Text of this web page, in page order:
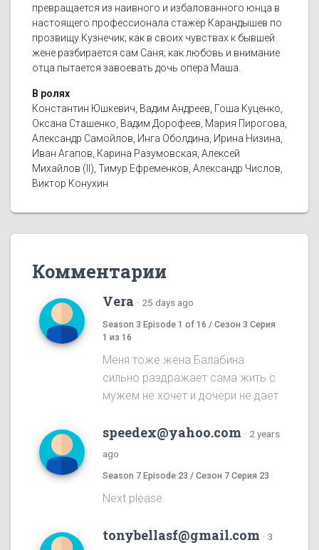
превращается из наивного и избалованного юнца в
настоящего профессионала стажёр Карандышев по
прозвищу Кузнечик; как в своих чувствах к бывшей
жене разбирается сам Саня; как любовь и внимание
отца пытается завоевать дочь опера Маша.
В ролях
Константин Юшкевич, Вадим Андреев, Гоша Куценко,
Оксана Сташенко, Вадим Дорофеев, Мария Пирогова,
Александр Самойлов, Инга Оболдина, Ирина Низина,
Иван Агапов, Карина Разумовская, Алексей
Михайлов (II), Тимур Ефременков, Александр Числов,
Виктор Конухин
Комментарии
Vera · 25 days ago
Season 3 Episode 1 of 16 / Сезон 3 Серия
1 из 16
Меня тоже жена Балабина
сильно раздражает сама жить с
мужем не хочет и дочери не дает
speedex@yahoo.com · 2 years
ago
Season 7 Episode 23 / Сезон 7 Серия 23
Next please
tonybellasf@gmail.com · 3